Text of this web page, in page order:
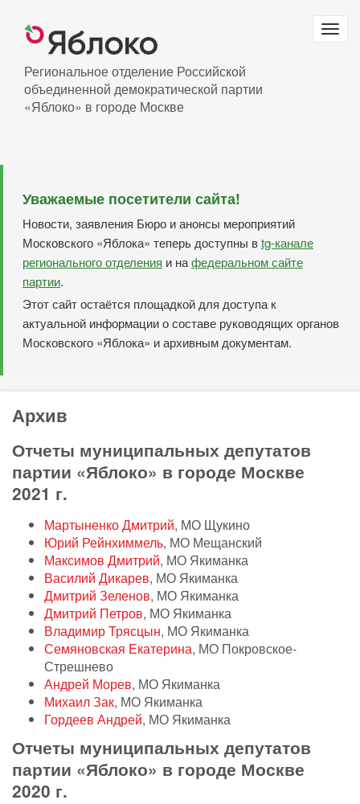
основному
Региональное отделение Российской
объединенной демократической партии
«Яблоко» в городе Москве
Уважаемые посетители сайта!
Новости, заявления Бюро и анонсы мероприятий
Московского «Яблока» теперь доступны вtg-канале
регионального отделения и нафедеральном сайте
партии.
Этот сайт остаётся площадкой для доступа к
актуальной информации о составе руководящих органов
Московского «Яблока» и архивным документам.
Архив
Отчеты муниципальных депутатов
партии «Яблоко» в городе Москве
2021 г.
Мартыненко Дмитрий, МО Щукино
Юрий Рейнхиммель, МО Мещанский
Максимов Дмитрий, МО Якиманка
Василий Дикарев, МО Якиманка
Дмитрий Зеленов, МО Якиманка
Дмитрий Петров, МО Якиманка
Владимир Трясцын, МО Якиманка
Семяновская Екатерина, МО Покровское-
Стрешнево
Андрей Морев, МО Якиманка
Михаил Зак, МО Якиманка
Гордеев Андрей, МО Якиманка
Отчеты муниципальных депутатов
партии «Яблоко» в городе Москве
2020 г.